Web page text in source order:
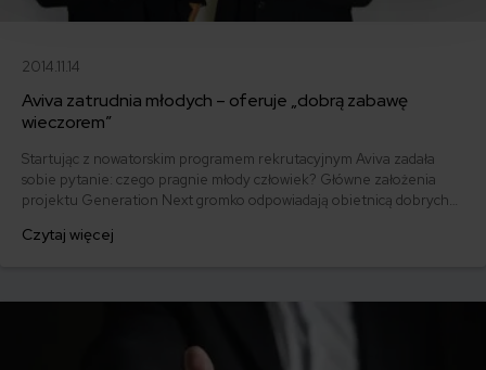
2014.11.14
Aviva zatrudnia młodych – oferuje „dobrą zabawę
wieczorem”
Startując z nowatorskim programem rekrutacyjnym Aviva zadała
sobie pytanie: czego pragnie młody człowiek? Główne założenia
projektu Generation Next gromko odpowiadają obietnicą dobrych
Czytaj więcej